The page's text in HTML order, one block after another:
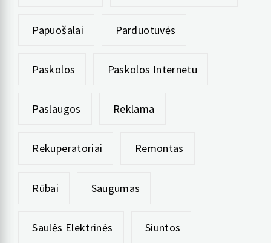
Papuošalai Parduotuvės
Paskolos Paskolos Internetu
Paslaugos Reklama
Rekuperatoriai Remontas
Rūbai Saugumas
Saulės Elektrinės Siuntos